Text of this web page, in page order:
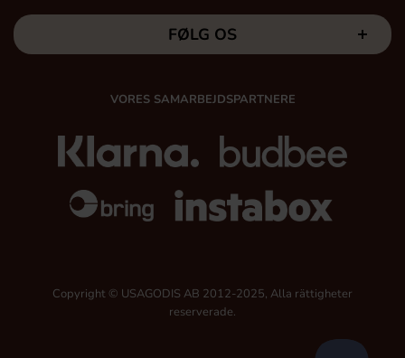
FØLG OS
VORES SAMARBEJDSPARTNERE
Copyright © USAGODIS AB 2012-2025, Alla rättigheter
reserverade.